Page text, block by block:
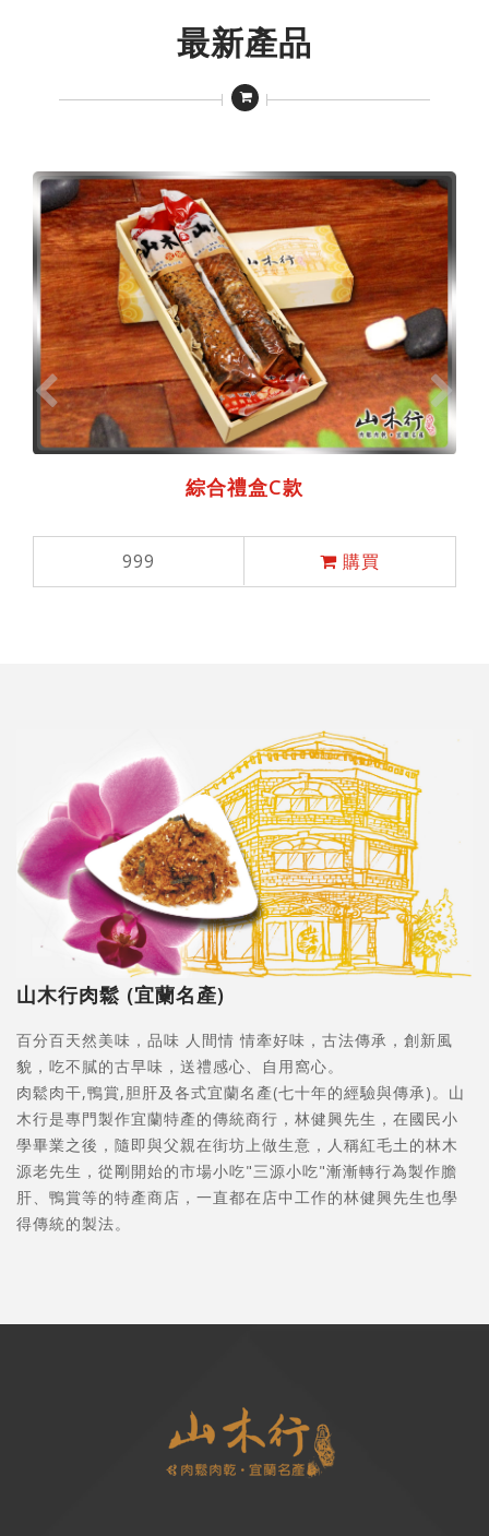
最新產品
綜合禮盒C款
999 購買
山木行肉鬆 (宜蘭名產)
百分百天然美味，品味 人間情 情牽好味，古法傳承，創新風
貌，吃不膩的古早味，送禮感心、自用窩心。
肉鬆肉干,鴨賞,胆肝及各式宜蘭名產(七十年的經驗與傳承)。山
木行是專門製作宜蘭特產的傳統商行，林健興先生，在國民小
學畢業之後，隨即與父親在街坊上做生意，人稱紅毛土的林木
源老先生，從剛開始的市場小吃"三源小吃"漸漸轉行為製作膽
肝、鴨賞等的特產商店，一直都在店中工作的林健興先生也學
得傳統的製法。